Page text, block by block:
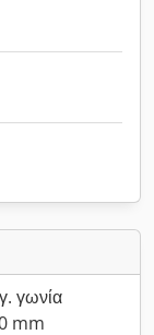
γωνία
mm